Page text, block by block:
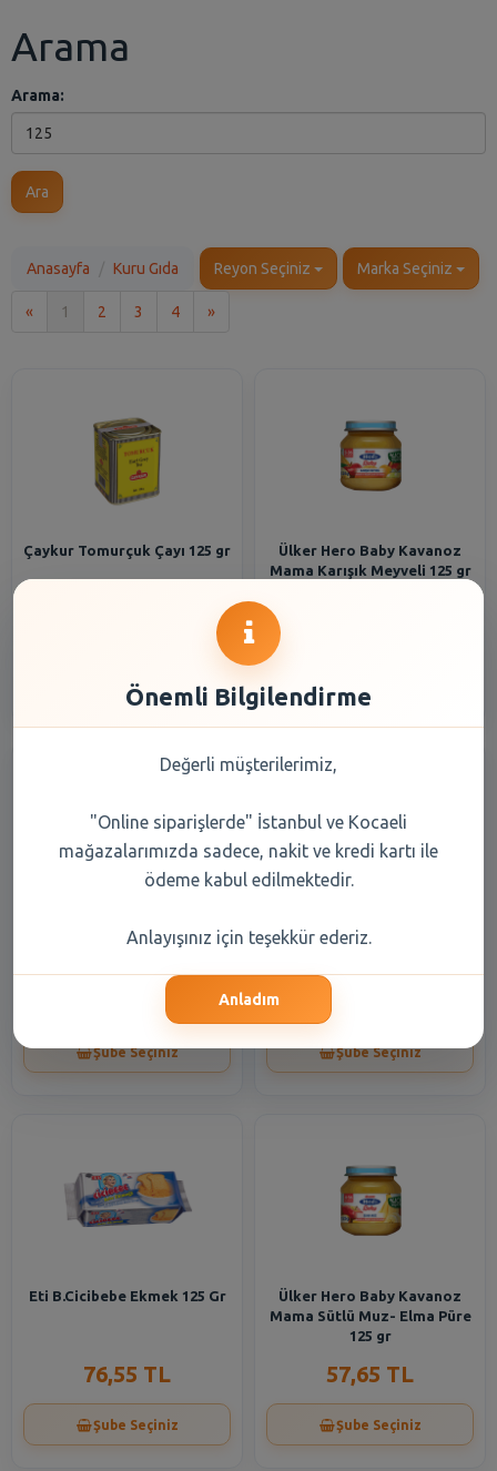
Arama
Arama:
Ara
Anasayfa Kuru Gıda Reyon Seçiniz Marka Seçiniz
« 1 2 3 4 »Son
Çaykur Tomurçuk Çayı 125 gr
Ülker Hero Baby Kavanoz
Mama Karışık Meyveli 125 gr
Mama Muz - Mandalina -
Şube Seçiniz Şube Seçiniz
Eti B.Cicibebe Ekmek 125 Gr
76,55 TL
Şube Seçiniz
Ülker Hero Baby Kavanoz
Mama Sütlü Muz- Elma Püre
125 gr
57,65 TL
Şube Seçiniz
Önemli Bilgilendirme
Değerli müşterilerimiz,
"Online siparişlerde" İstanbul ve Kocaeli
mağazalarımızda sadece, nakit ve kredi kartı ile
ödeme kabul edilmektedir.
Anlayışınız için teşekkür ederiz.
Anladım